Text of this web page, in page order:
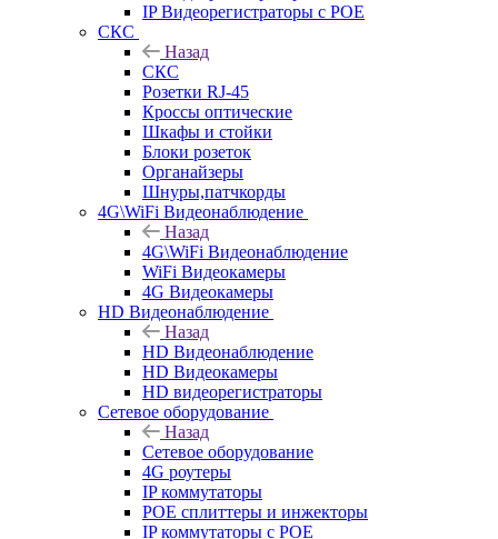
IP Видеорегистраторы с POE
СКС
Назад
СКС
Розетки RJ-45
Кроссы оптические
Шкафы и стойки
Блоки розеток
Органайзеры
Шнуры,патчкорды
4G\WiFi Видеонаблюдение
Назад
4G\WiFi Видеонаблюдение
WiFi Видеокамеры
4G Видеокамеры
HD Видеонаблюдение
Назад
HD Видеонаблюдение
HD Видеокамеры
HD видеорегистраторы
Сетевое оборудование
Назад
Сетевое оборудование
4G роутеры
IP коммутаторы
POE сплиттеры и инжекторы
IP коммутаторы с POE